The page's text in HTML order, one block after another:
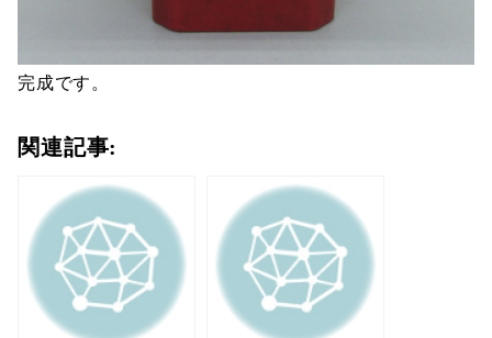
完成です。
関連記事: